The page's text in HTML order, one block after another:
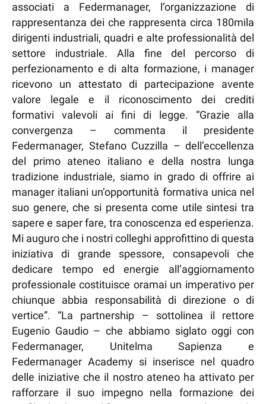
associati a Federmanager, l’organizzazione di
rappresentanza dei che rappresenta circa 180mila
dirigenti industriali, quadri e alte professionalità del
settore industriale. Alla fine del percorso di
perfezionamento e di alta formazione, i manager
ricevono un attestato di partecipazione avente
valore legale e il riconoscimento dei crediti
formativi valevoli ai fini di legge. “Grazie alla
convergenza – commenta il presidente
Federmanager, Stefano Cuzzilla – dell’eccellenza
del primo ateneo italiano e della nostra lunga
tradizione industriale, siamo in grado di offrire ai
manager italiani un’opportunità formativa unica nel
suo genere, che si presenta come utile sintesi tra
sapere e saper fare, tra conoscenza ed esperienza.
Mi auguro che i nostri colleghi approfittino di questa
iniziativa di grande spessore, consapevoli che
dedicare tempo ed energie all’aggiornamento
professionale costituisce oramai un imperativo per
chiunque abbia responsabilità di direzione o di
vertice”. “La partnership – sottolinea il rettore
Eugenio Gaudio – che abbiamo siglato oggi con
Federmanager, Unitelma Sapienza e
Federmanager Academy si inserisce nel quadro
delle iniziative che il nostro ateneo ha attivato per
rafforzare il suo impegno nella formazione dei